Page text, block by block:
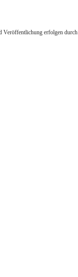
Veröffentlichung erfolgen durch